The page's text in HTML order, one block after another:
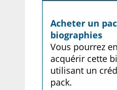
Acheter un
biographies
Vous pourrez
acquérir cette
utilisant un
pack.